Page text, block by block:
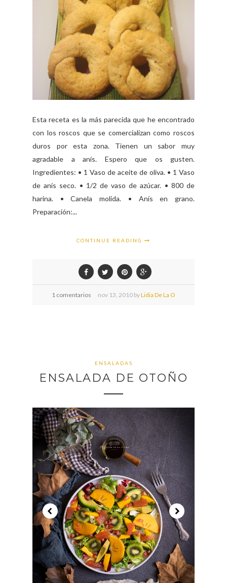
Esta receta es la más parecida que he encontrado
con los roscos que se comercializan como roscos
duros por esta zona. Tienen un sabor muy
agradable a anís. Espero que os gusten.
Ingredientes: • 1 Vaso de aceite de oliva. • 1 Vaso
de anís seco. • 1/2 de vaso de azúcar. • 800 de
harina. • Canela molida. • Anís en grano.
Preparación:...
CONTINUE READING
1 comentarios nov 13, 2010 byLidia De La O
ENSALADAS
ENSALADA DE OTOÑO